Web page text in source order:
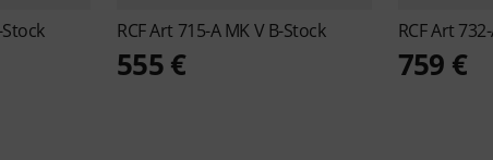
RCFArt 715-A MK V B-Stock
555 €
RCFArt
759 €